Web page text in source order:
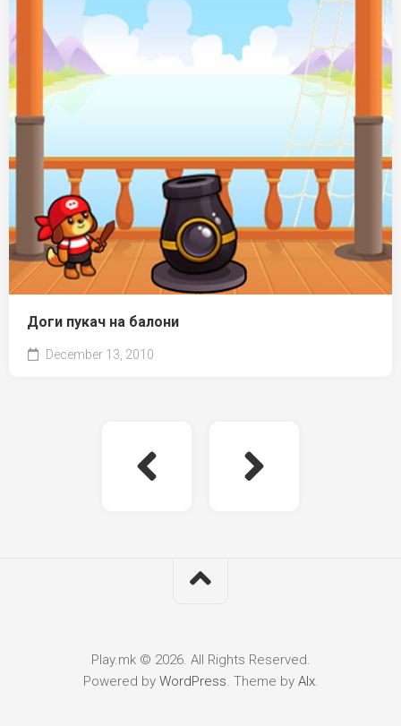
Доги пукач на балони
December 13, 2010
Play.mk © 2026. All Rights Reserved.
Powered by WordPress. Theme by Alx.